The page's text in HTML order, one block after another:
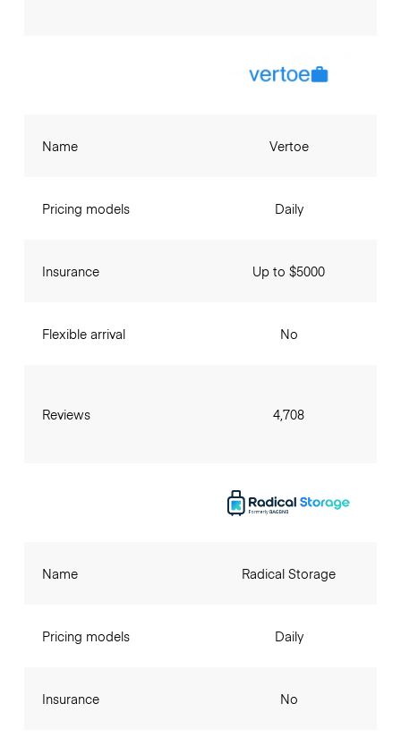
Name
Pricing models
Insurance
Flexible arrival
Reviews
Vertoe
Daily
Up to $5000
No
4,708
Name
Pricing models
Insurance
Radical Storage
Daily
No